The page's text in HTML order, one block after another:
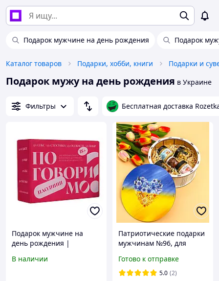
Подарок мужчине на день рождения Подарок
Каталог товаров Подарки, хобби, книги Подарки и
Подарок мужу на день рождения в Украине
Фильтры Бесплатная доставка
Подарок мужчине на
день рождения |
"Поговорим наедине"
В наличии
Патриотические подарки
мужчинам №96, для
военнослужащих, в День
Рождения.
Готово к отправке
5.0 (2)